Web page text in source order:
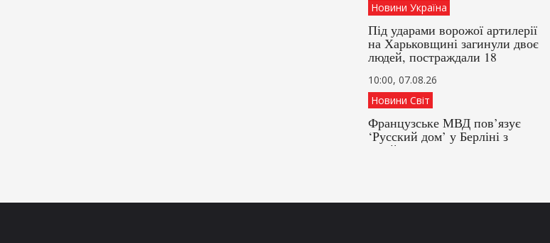
Новини Україна
Під ударами ворожої артилерії
на Харьковщині загинули двоє
людей, постраждали 18
10:00, 07.08.26
Новини Світ
Французське МВД пов’язує
‘Русский дом’ у Берліні з
російськими спецслужбами